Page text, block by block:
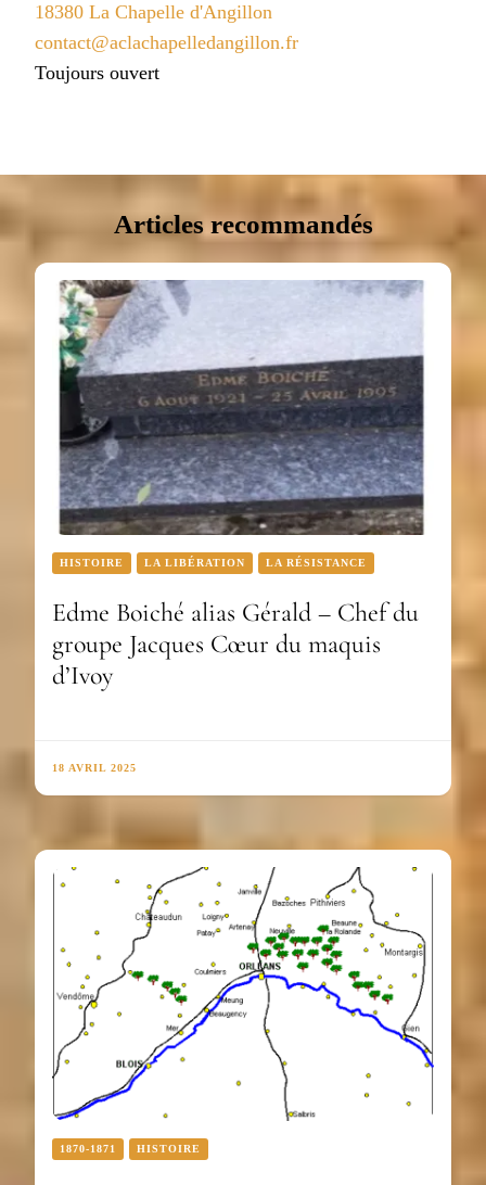
18380 La Chapelle d'Angillon
contact@aclachapelledangillon.fr
Toujours ouvert
Articles recommandés
HISTOIRE LA LIBÉRATION LA RÉSISTANCE
Edme Boiché alias Gérald – Chef du
groupe Jacques Cœur du maquis
d’Ivoy
18 AVRIL 2025
1870-1871 HISTOIRE